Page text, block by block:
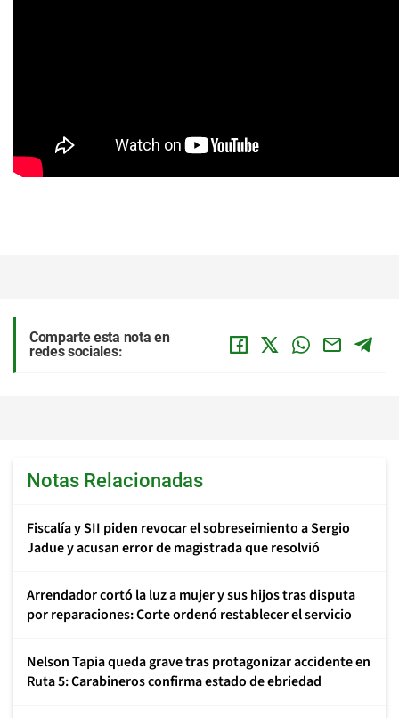
Comparte esta nota en
redes sociales:
Notas Relacionadas
Fiscalía y SII piden revocar el sobreseimiento a Sergio
Jadue y acusan error de magistrada que resolvió
Arrendador cortó la luz a mujer y sus hijos tras disputa
por reparaciones: Corte ordenó restablecer el servicio
Nelson Tapia queda grave tras protagonizar accidente en
Ruta 5: Carabineros confirma estado de ebriedad